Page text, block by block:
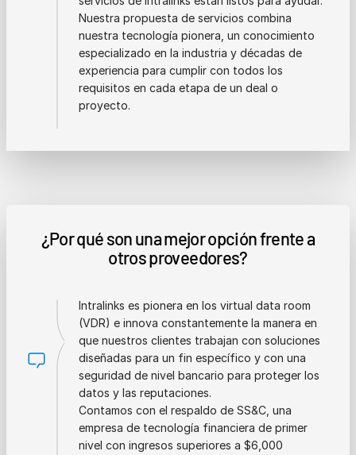
Nuestra propuesta de servicios combina
nuestra tecnología pionera, un conocimiento
especializado en la industria y décadas de
experiencia para cumplir con todos los
requisitos en cada etapa de un deal o
proyecto.
¿Por qué son una mejor opción frente a
otros proveedores?
Intralinks es pionera en los virtual data room
(VDR) e innova constantemente la manera en
que nuestros clientes trabajan con soluciones
diseñadas para un fin específico y con una
seguridad de nivel bancario para proteger los
datos y las reputaciones.
Contamos con el respaldo de SS&C, una
empresa de tecnología financiera de primer
nivel con ingresos superiores a $6,000